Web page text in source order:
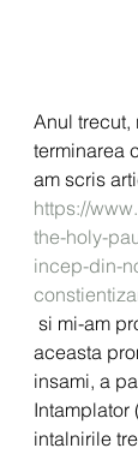
Anul
terminarea
am scris
https://
the-holy-
incep-din-
aceasta
insami, a
Intamplator
intalnirile